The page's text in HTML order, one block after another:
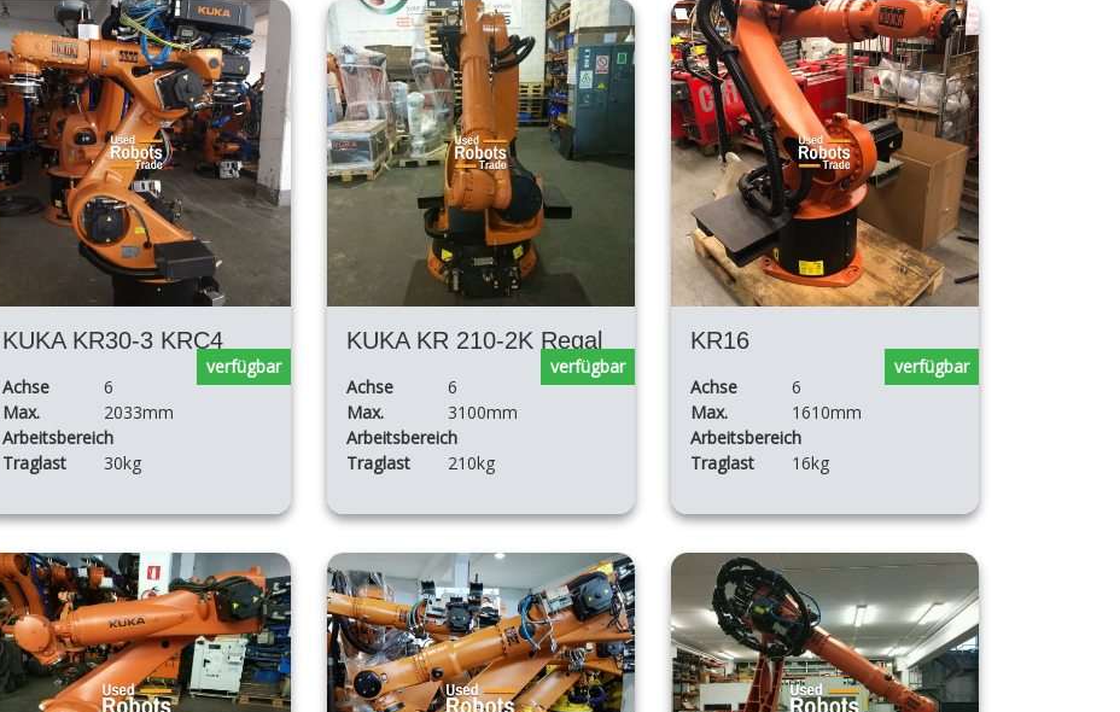
KUKA KR30-3 KRC4
Achse
6
Max.
Arbeitsbereich
2033mm
Traglast 30kg
verfügbar
KUKA KR 210-2K Regal
Achse
6
Max.
Arbeitsbereich
3100mm
Traglast 210kg
verfügbar
KR16
Achse
6
Max.
Arbeitsbereich
1610mm
Traglast 16kg
verfügbar